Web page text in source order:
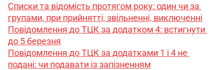
Списки та відомість протягом року: один чи за
групами, при прийнятті, звільненні, виключенні
Повідомлення до ТЦК за додатком 4: встигнути
до 5 березня
Повідомлення до ТЦК за додатками 1 і 4 не
подані: чи подавати із запізненням